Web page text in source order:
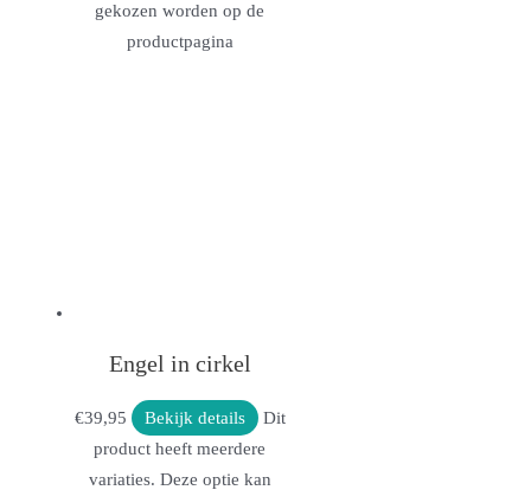
gekozen worden op de
productpagina
Engel in cirkel
€39,95 Bekijk details
Dit
product heeft meerdere
variaties. Deze optie kan